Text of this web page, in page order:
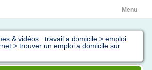
Menu
& vidéos : travail a domicile > emploi
> trouver un emploi a domicile sur